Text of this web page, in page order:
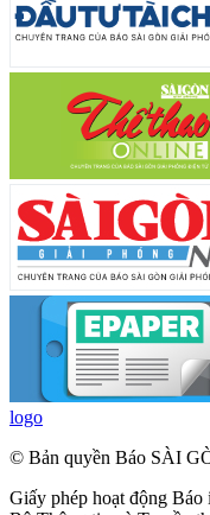
logo
© Bản quyền Báo SÀI
Giấy phép hoạt động